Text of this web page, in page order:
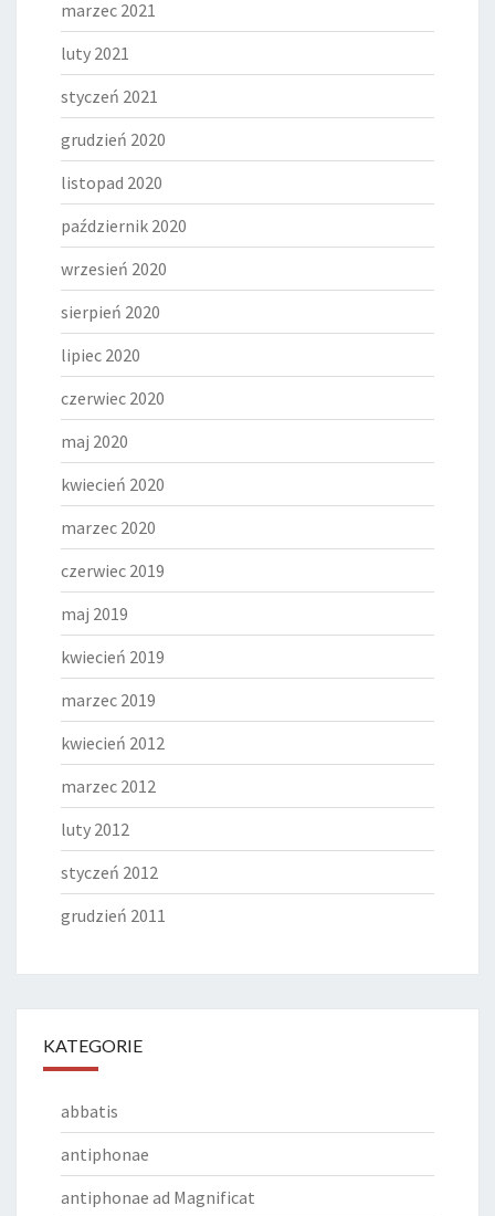
marzec 2021
luty 2021
styczeń 2021
grudzień 2020
listopad 2020
październik 2020
wrzesień 2020
sierpień 2020
lipiec 2020
czerwiec 2020
maj 2020
kwiecień 2020
marzec 2020
czerwiec 2019
maj 2019
kwiecień 2019
marzec 2019
kwiecień 2012
marzec 2012
luty 2012
styczeń 2012
grudzień 2011
KATEGORIE
abbatis
antiphonae
antiphonae ad Magnificat